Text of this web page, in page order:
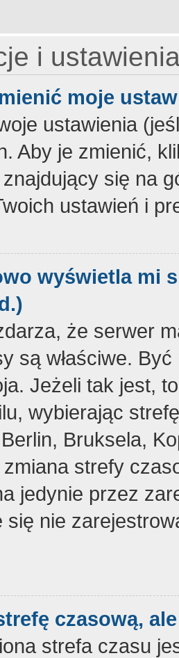
i
moje
ustawienia
Aby je zmienić,
się na
ustawień i
wyświetla mi
że serwer
są właściwe.
Jeżeli tak jest,
wybierając
Bruksela,
strefy
jedynie przez
nie
czasową,
strefa czasu